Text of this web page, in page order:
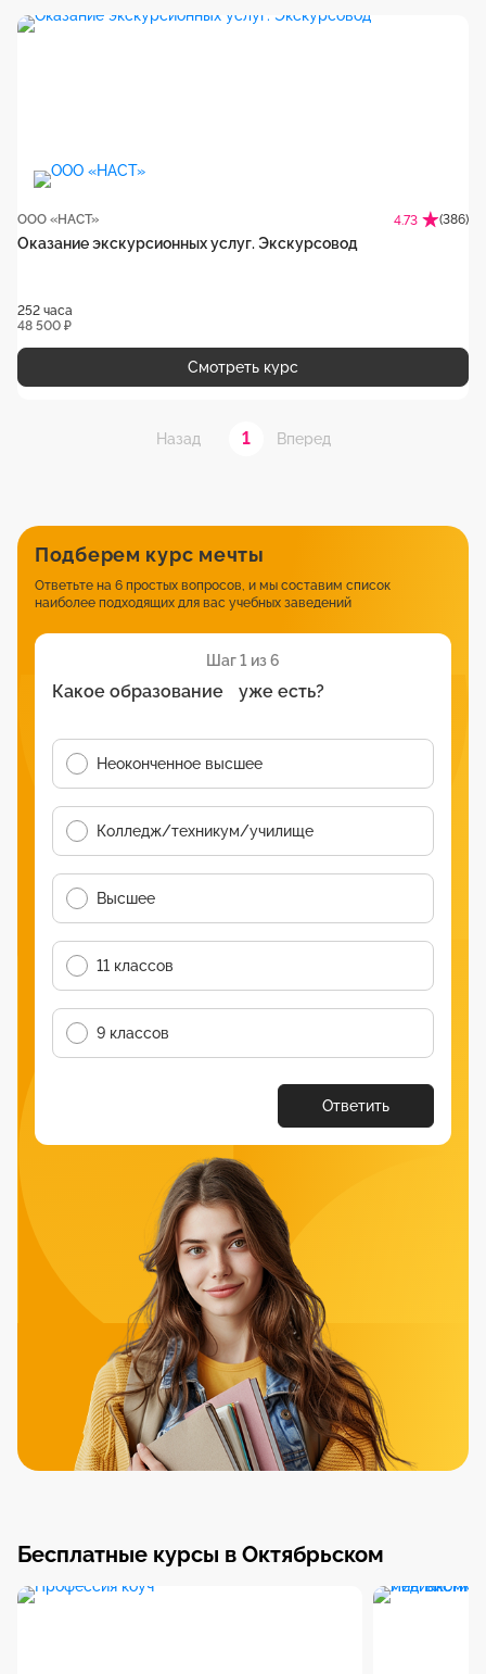
ООО «НАСТ» 4.73 (386)
Оказание экскурсионных услуг. Экскурсовод
252 часа
48 500 ₽
Смотреть курс
Назад 1 Вперед
Подберем курс мечты
Ответьте на 6 простых вопросов, и мы составим список
наиболее подходящих для вас учебных заведений
Шаг 1 из 6
Какое образование уже есть?
Неоконченное высшее
Колледж/техникум/училище
Высшее
11 классов
9 классов
Ответить
Бесплатные курсы в Октябрьском